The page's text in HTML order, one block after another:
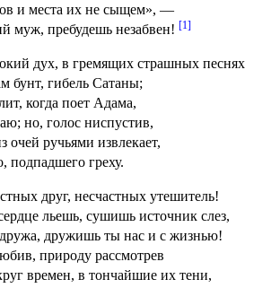
и места их не сыщем», —
муж, пребудешь незабвен! [1]
дух, в гремящих страшных песнях
бунт, гибель Сатаны;
когда поет Адама,
но, голос ниспустив,
очей ручьями извлекает,
подпадшего греху.
друг, несчастных утешитель!
льешь, сушишь источник слез,
дружишь ты нас и с жизнью!
природу рассмотрев
времен, в тончайшие их тени,